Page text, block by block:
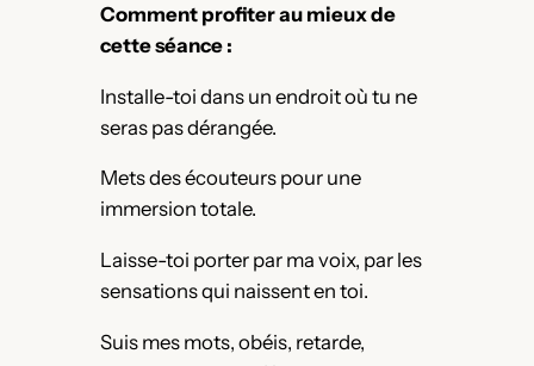
Comment profiter au mieux de
cette séance :
Installe-toi dans un endroit où tu ne
seras pas dérangée.
Mets des écouteurs pour une
immersion totale.
Laisse-toi porter par ma voix, par les
sensations qui naissent en toi.
Suis mes mots, obéis, retarde,